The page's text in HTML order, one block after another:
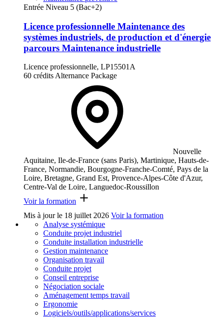
Entrée Niveau 5 (Bac+2)
Licence professionnelle Maintenance des
systèmes industriels, de production et d'énergie
parcours Maintenance industrielle
Licence professionnelle, LP15501A
60 crédits Alternance Package
Nouvelle
Aquitaine, Ile-de-France (sans Paris), Martinique, Hauts-de-
France, Normandie, Bourgogne-Franche-Comté, Pays de la
Loire, Bretagne, Grand Est, Provence-Alpes-Côte d'Azur,
Centre-Val de Loire, Languedoc-Roussillon
Voir la formation
Mis à jour le 18 juillet 2026 Voir la formation
Analyse systémique
Conduite projet industriel
Conduite installation industrielle
Gestion maintenance
Organisation travail
Conduite projet
Conseil entreprise
Négociation sociale
Aménagement temps travail
Ergonomie
Logiciels/outils/applications/services